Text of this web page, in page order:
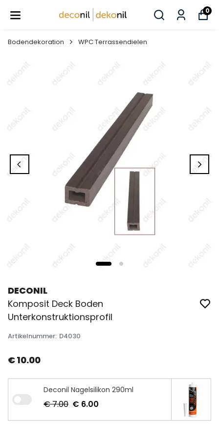
0
Bodendekoration WPC Terrassendielen
DECONIL
Komposit Deck Boden
Unterkonstruktionsprofil
Artikelnummer: D4030
€ 10.00
Deconil Nagelsilikon 290ml
€ 7.00 € 6.00